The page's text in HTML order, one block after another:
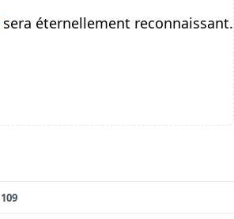
sera éternellement reconnaissant.
109